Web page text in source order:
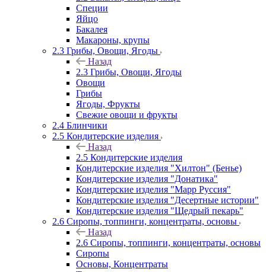
Специи
Яйцо
Бакалея
Макароны, крупы
2.3 Грибы, Овощи, Ягоды
Назад
2.3 Грибы, Овощи, Ягоды
Овощи
Грибы
Ягоды, Фрукты
Свежие овощи и фрукты
2.4 Блинчики
2.5 Кондитерские изделия
Назад
2.5 Кондитерские изделия
Кондитерские изделия "Хилтон" (Бенье)
Кондитерские изделия "Донатика"
Кондитерские изделия "Марр Руссия"
Кондитерские изделия "Десертные истории"
Кондитерские изделия "Щедрый пекарь"
2.6 Сиропы, топпинги, концентраты, основы
Назад
2.6 Сиропы, топпинги, концентраты, основы
Сиропы
Основы, Концентраты